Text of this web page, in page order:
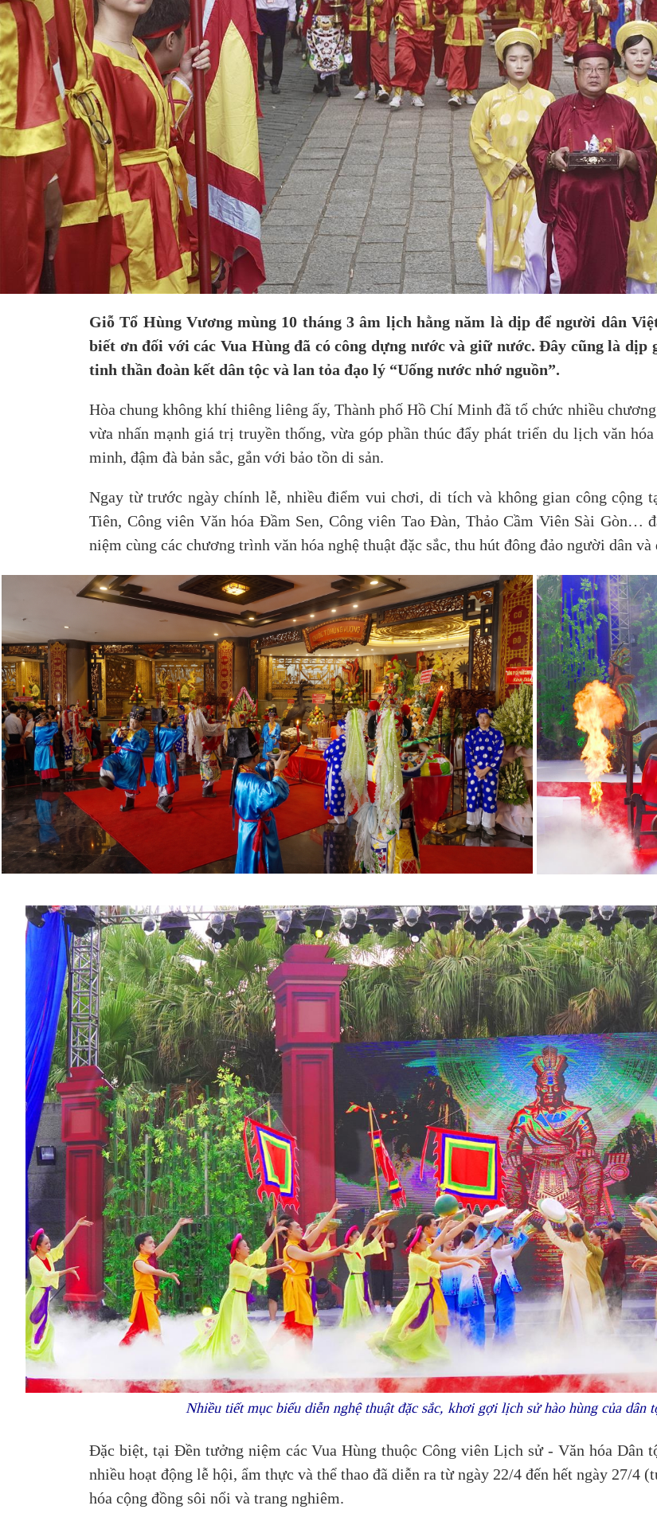
Giỗ Tổ Hùng Vương mùng 10 tháng 3 âm lịch hằng năm là dịp để người dân
biết ơn đối với các Vua Hùng đã có công dựng nước và giữ nước. Đây cũng là
tinh thần đoàn kết dân tộc và lan tỏa đạo lý “Uống nước nhớ nguồn”.
Hòa chung không khí thiêng liêng ấy, Thành phố Hồ Chí Minh đã tổ chức nhiều
vừa nhấn mạnh giá trị truyền thống, vừa góp phần thúc đẩy phát triển du lịch văn
minh, đậm đà bản sắc, gắn với bảo tồn di sản.
Ngay từ trước ngày chính lễ, nhiều điểm vui chơi, di tích và không gian công cộng
Tiên, Công viên Văn hóa Đầm Sen, Công viên Tao Đàn, Thảo Cầm Viên Sài Gòn…
niệm cùng các chương trình văn hóa nghệ thuật đặc sắc, thu hút đông đảo người dân và
Nhiều tiết mục biểu diễn nghệ thuật đặc sắc, khơi gợi lịch sử hào hùng của dân
Đặc biệt, tại Đền tưởng niệm các Vua Hùng thuộc Công viên Lịch sử - Văn hóa Dân
nhiều hoạt động lễ hội, ẩm thực và thể thao đã diễn ra từ ngày 22/4 đến hết ngày 27/4
hóa cộng đồng sôi nổi và trang nghiêm.